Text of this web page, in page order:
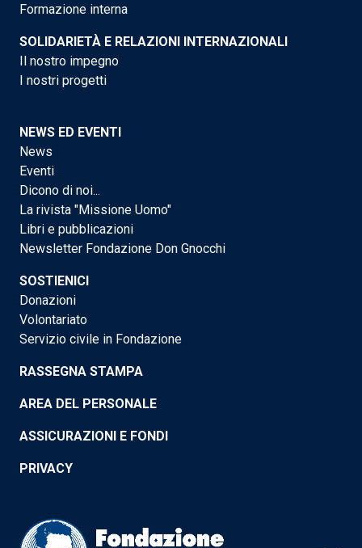
Formazione interna
SOLIDARIETÀ E RELAZIONI INTERNAZIONALI
Il nostro impegno
I nostri progetti
NEWS ED EVENTI
News
Eventi
Dicono di noi...
La rivista "Missione Uomo"
Libri e pubblicazioni
Newsletter Fondazione Don Gnocchi
SOSTIENICI
Donazioni
Volontariato
Servizio civile in Fondazione
RASSEGNA STAMPA
AREA DEL PERSONALE
ASSICURAZIONI E FONDI
PRIVACY